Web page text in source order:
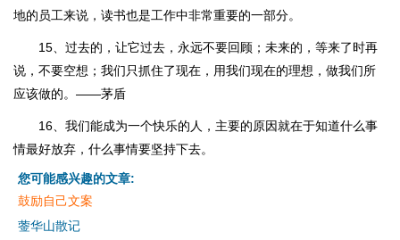
地的员工来说，读书也是工作中非常重要的一部分。
15、过去的，让它过去，永远不要回顾；未来的，等来了时再
说，不要空想；我们只抓住了现在，用我们现在的理想，做我们所
应该做的。——茅盾
16、我们能成为一个快乐的人，主要的原因就在于知道什么事
情最好放弃，什么事情要坚持下去。
您可能感兴趣的文章:
鼓励自己文案
蓥华山散记